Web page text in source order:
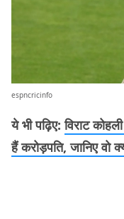
espncricinfo
ये भी पढ़िए:विराट
हैं करोड़पति, जानिए वो